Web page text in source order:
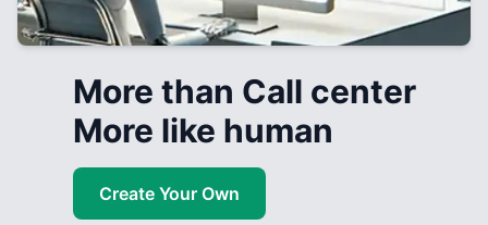
More than Call center
More like human
Create Your Own